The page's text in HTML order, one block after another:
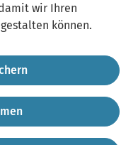
wir Ihren
können.